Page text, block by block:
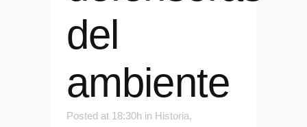
del
ambiente
Posted at 18:30h in Historia,